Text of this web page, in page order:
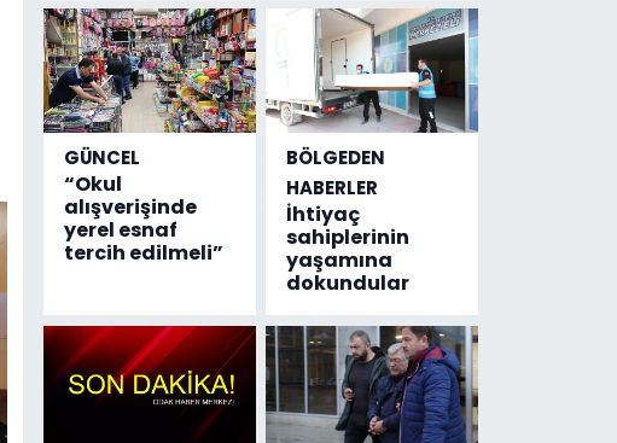
GÜNCEL
“Okul
alışverişinde
yerel esnaf
tercih edilmeli”
BÖLGEDEN
HABERLER
İhtiyaç
sahiplerinin
yaşamına
dokundular